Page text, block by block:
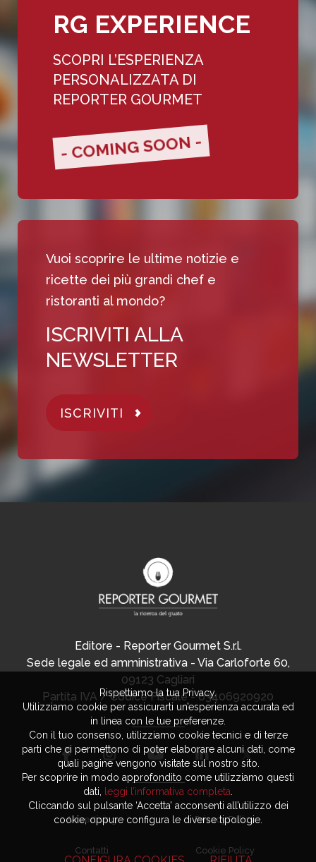
RG EXPERIENCE
SCOPRI L’ESPERIENZA
PERSONALIZZATA DI
REPORTER GOURMET
- COMING SOON -
Vuoi scoprire le ultime notizie e
ricette dei più grandi chef e
ristoranti al mondo?
ISCRIVITI ALLA
NEWSLETTER
ISCRIVITI
Editore - Reporter Gourmet S.r.l.
Sede legale ed amministrativa - Via Carloforte 60,
09123 Cagliari
Partita IVA / Codice Fiscale - 03406920920
Advertising
Contatti
Privacy Policy
Cookie Policy
Rispettiamo la tua Privacy.
Utilizziamo cookie per assicurarti un’esperienza accurata ed
in linea con le tue preferenze.
Con il tuo consenso, utilizziamo cookie tecnici e di terze
parti che ci permettono di poter elaborare alcuni dati, come
quali pagine vengono visitate sul nostro sito.
Per scoprire in modo approfondito come utilizziamo questi
dati,
leggi l’informativa completa
Cliccando sul pulsante ‘Accetta’ acconsenti all’utilizzo dei
cookie, oppure configura le diverse tipologie.